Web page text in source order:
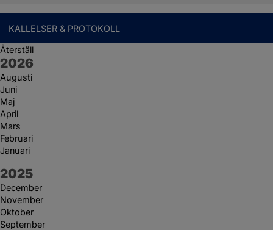
KALLELSER & PROTOKOLL
Återställ
År:
2026
Augusti
Juni
Maj
April
Mars
Februari
Januari
År:
2025
December
November
Oktober
September